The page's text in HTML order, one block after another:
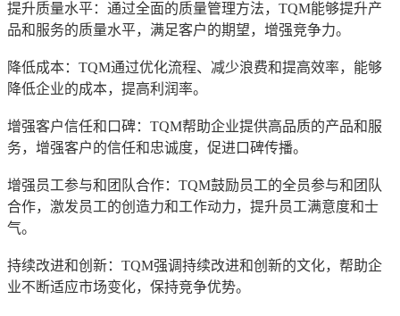
提升质量水平：通过全面的质量管理方法，TQM能够提升产
品和服务的质量水平，满足客户的期望，增强竞争力。
降低成本：TQM通过优化流程、减少浪费和提高效率，能够
降低企业的成本，提高利润率。
增强客户信任和口碑：TQM帮助企业提供高品质的产品和服
务，增强客户的信任和忠诚度，促进口碑传播。
增强员工参与和团队合作：TQM鼓励员工的全员参与和团队
合作，激发员工的创造力和工作动力，提升员工满意度和士
气。
持续改进和创新：TQM强调持续改进和创新的文化，帮助企
业不断适应市场变化，保持竞争优势。